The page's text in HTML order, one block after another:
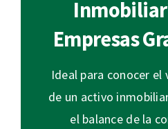
Empresas
Ideal para conocer el
de un activo
el balance de la